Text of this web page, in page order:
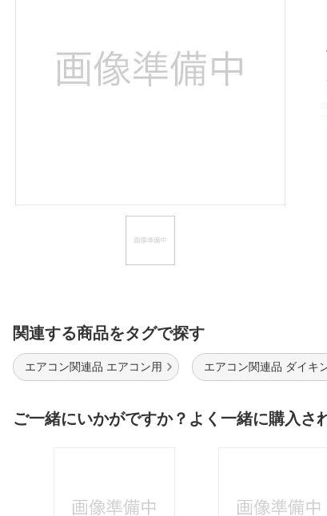
閲覧履歴
関連する商品をタグで探す
エアコン関連品 エアコン用 エアコン関連品 ダイキ
ご一緒にいかがですか？よく一緒に購入さ